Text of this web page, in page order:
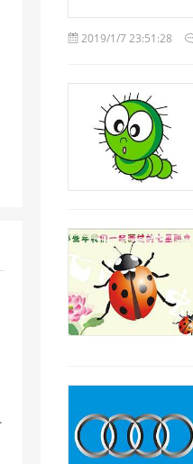
2019/1/7 23:51:28